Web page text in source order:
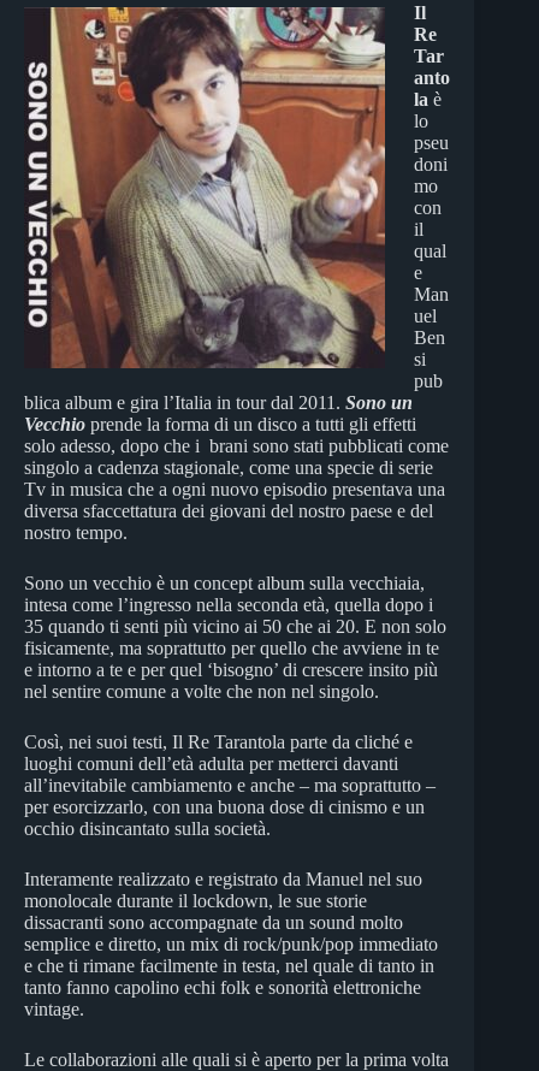
Il
Re
Tar
anto
la è
lo
pseu
doni
mo
con
il
qual
e
Man
uel
Ben
si
pub
blica album e gira l’Italia in tour dal 2011. Sono un
Vecchio prende la forma di un disco a tutti gli effetti
solo adesso, dopo che i brani sono stati pubblicati come
singolo a cadenza stagionale, come una specie di serie
Tv in musica che a ogni nuovo episodio presentava una
diversa sfaccettatura dei giovani del nostro paese e del
nostro tempo.
Sono un vecchio è un concept album sulla vecchiaia,
intesa come l’ingresso nella seconda età, quella dopo i
35 quando ti senti più vicino ai 50 che ai 20. E non solo
fisicamente, ma soprattutto per quello che avviene in te
e intorno a te e per quel ‘bisogno’ di crescere insito più
nel sentire comune a volte che non nel singolo.
Così, nei suoi testi, Il Re Tarantola parte da cliché e
luoghi comuni dell’età adulta per metterci davanti
all’inevitabile cambiamento e anche – ma soprattutto –
per esorcizzarlo, con una buona dose di cinismo e un
occhio disincantato sulla società.
Interamente realizzato e registrato da Manuel nel suo
monolocale durante il lockdown, le sue storie
dissacranti sono accompagnate da un sound molto
semplice e diretto, un mix di rock/punk/pop immediato
e che ti rimane facilmente in testa, nel quale di tanto in
tanto fanno capolino echi folk e sonorità elettroniche
vintage.
Le collaborazioni alle quali si è aperto per la prima volta